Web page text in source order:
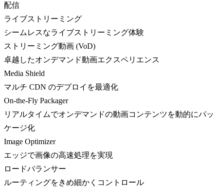
配信
ライブストリーミング
シームレスなライブストリーミング体験
ストリーミング動画 (VoD)
卓越したオンデマンド動画エクスペリエンス
Media Shield
マルチ CDN のデプロイを最適化
On-the-Fly Packager
リアルタイムでオンデマンドの動画コンテンツを動的にパッ
ケージ化
Image Optimizer
エッジで画像の高速処理を実現
ロードバランサー
ルーティングをきめ細かくコントロール